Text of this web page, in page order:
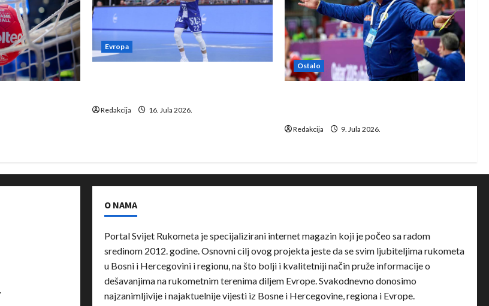
Evropa
Redakcija 16. Jula 2026.
Ostalo
Redakcija 9. Jula 2026.
O NAMA
Portal Svijet Rukometa je specijalizirani internet magazin koji je počeo sa radom
sredinom 2012. godine. Osnovni cilj ovog projekta jeste da se svim ljubiteljima rukometa
u Bosni i Hercegovini i regionu, na što bolji i kvalitetniji način pruže informacije o
dešavanjima na rukometnim terenima diljem Evrope. Svakodnevno donosimo
najzanimljivije i najaktuelnije vijesti iz Bosne i Hercegovine, regiona i Evrope.